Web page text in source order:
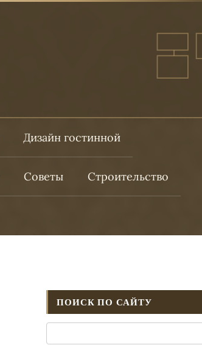
Дизайн гостинной
Советы Строительство
ПОИСК ПО САЙТУ